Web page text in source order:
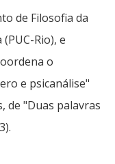
de Filosofia da
Rio), e
o
e psicanálise"
de "Duas palavras